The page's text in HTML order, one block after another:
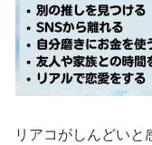
リアコがしんどいと